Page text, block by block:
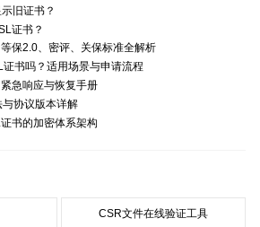
旧证书？
证书？
保2.0、密评、关保标准全解析
书吗？适用场景与申请流程
急响应与恢复手册
协议版本详解
书的加密体系架构
CSR文件在线验证工具